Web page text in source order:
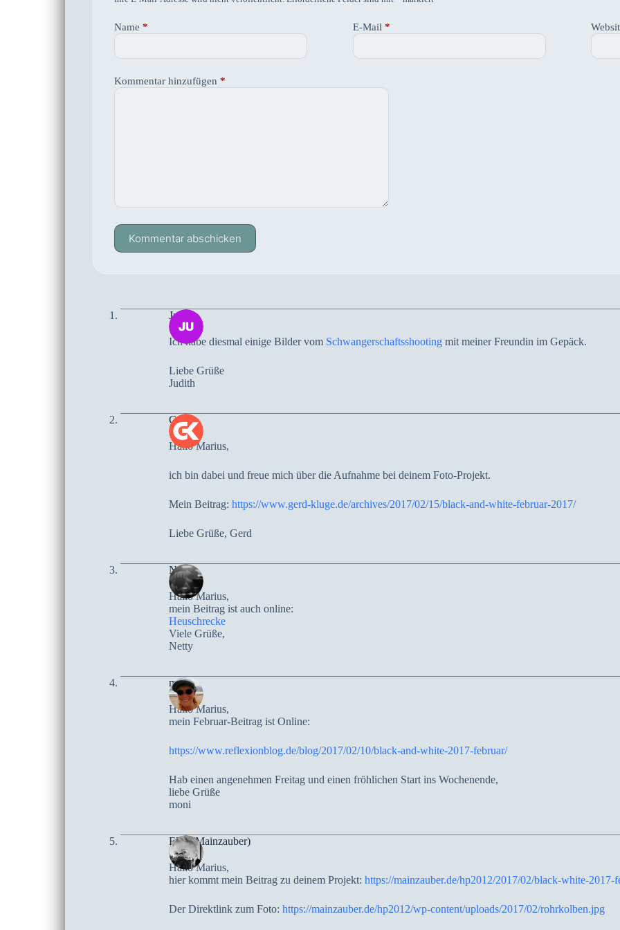
Name * E-Mail *
Kommentar hinzufügen *
Kommentar abschicken
Judith
Ich habe diesmal einige Bilder vom Schwangerschaftsshootingmit meiner Freundin im Gepäck.
Liebe Grüße
Judith
Gerd
Hallo Marius,
ich bin dabei und freue mich über die Aufnahme bei deinem Foto-Projekt.
Mein Beitrag: https://www.gerd-kluge.de/archives/2017/02/15/black-and-white-februar-2017/
Liebe Grüße, Gerd
Netty
Hallo Marius,
mein Beitrag ist auch online:
Heuschrecke
Viele Grüße,
Netty
moni
Hallo Marius,
mein Februar-Beitrag ist Online:
https://www.reflexionblog.de/blog/2017/02/10/black-and-white-2017-februar/
Hab einen angenehmen Freitag und einen fröhlichen Start ins Wochenende,
liebe Grüße
moni
Elke (Mainzauber)
Hallo Marius,
hier kommt mein Beitrag zu deinem Projekt: https://mainzauber.de/hp2012/2017/02/black-white-2017-
Der Direktlink zum Foto: https://mainzauber.de/hp2012/wp-content/uploads/2017/02/rohrkolben.jpg